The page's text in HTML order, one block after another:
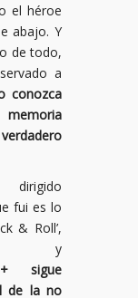
el héroe
abajo. Y
de todo,
a
conozca
memoria
dirigido
fui es lo
& Roll’,
y
sigue
de la no